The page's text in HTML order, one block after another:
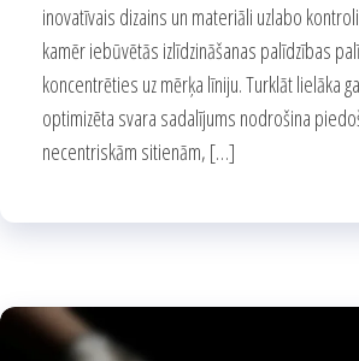
inovatīvais dizains un materiāli uzlabo
kamēr iebūvētās izlīdzināšanas palīdzības
koncentrēties uz mērķa līniju. Turklāt lielāka
optimizēta svara sadalījums nodrošina
necentriskām sitienām, […]